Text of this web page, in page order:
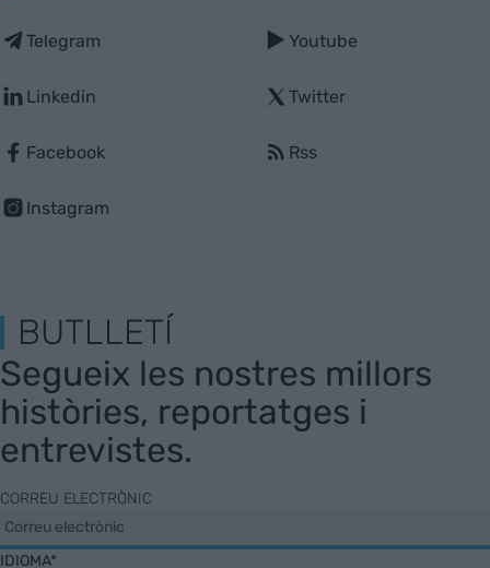
Telegram
Linkedin
Facebook
Instagram
Youtube
Twitter
Rss
BUTLLETÍ
Segueix les nostres millors
històries, reportatges i
entrevistes.
CORREU ELECTRÒNIC
IDIOMA*